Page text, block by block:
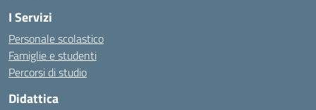
I Servizi
Personale scolastico
Famiglie e studenti
Percorsi di studio
Didattica